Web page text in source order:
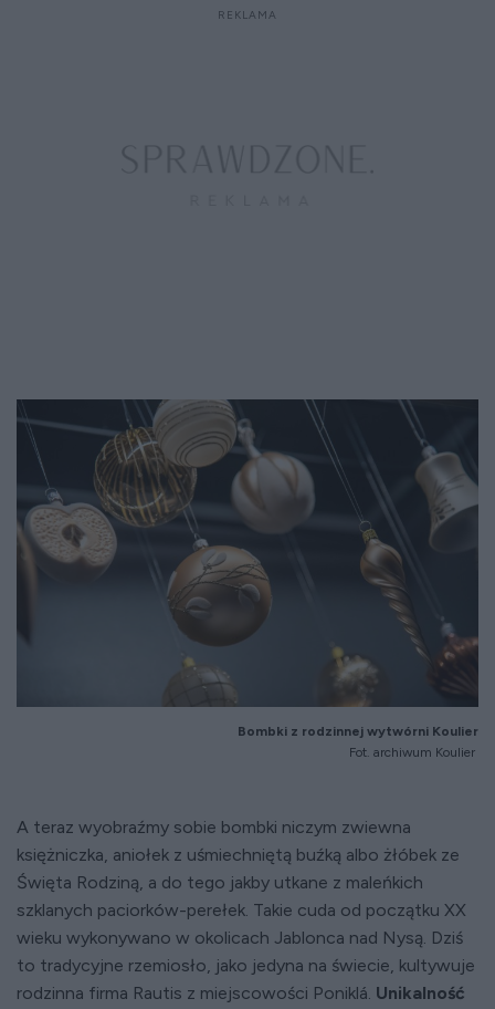
Bombki z rodzinnej wytwórni Koulier
Fot. archiwum Koulier
A teraz wyobraźmy sobie bombki niczym zwiewna
księżniczka, aniołek z uśmiechniętą buźką albo żłóbek ze
Święta Rodziną, a do tego jakby utkane z maleńkich
szklanych paciorków-perełek. Takie cuda od początku XX
wieku wykonywano w okolicach Jablonca nad Nysą. Dziś
to tradycyjne rzemiosło, jako jedyna na świecie, kultywuje
rodzinna firma Rautis z miejscowości Poniklá. Unikalność